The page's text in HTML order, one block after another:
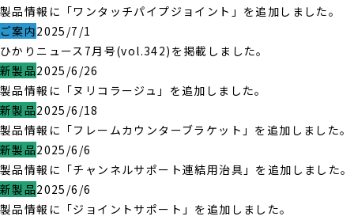
製品情報に「ワンタッチパイプジョイント」を追加しました。
ご案内2025/7/1
ひかりニュース7月号(vol.342)を掲載しました。
新製品2025/6/26
製品情報に「ヌリコラージュ」を追加しました。
新製品2025/6/18
製品情報に「フレームカウンターブラケット」を追加しました。
新製品2025/6/6
製品情報に「チャンネルサポート連結用治具」を追加しました。
新製品2025/6/6
製品情報に「ジョイントサポート」を追加しました。